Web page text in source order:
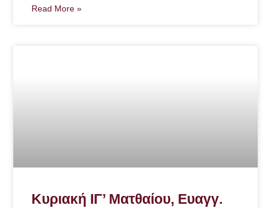
Read More »
Κυριακή ΙΓ’ Ματθαίου, Ευαγγ.